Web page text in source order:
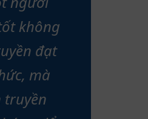
không
đạt
mà
truyền